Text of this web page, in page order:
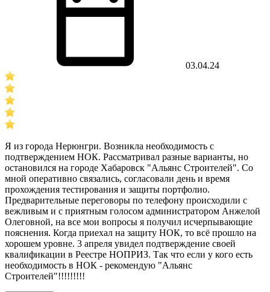
03.04.24
Я из города Нерюнгри. Возникла необходимость с
подтверждением НОК. Рассматривал разные варианты, но
остановился на городе Хабаровск "Альянс Строителей". Со
мной оперативно связались, согласовали день и время
прохождения тестирования и защиты портфолио.
Предварительные переговоры по телефону происходили с
вежливым и с приятным голосом администратором Анжелой
Олеговной, на все мои вопросы я получил исчерпывающие
пояснения. Когда приехал на защиту НОК, то всё прошло на
хорошем уровне. 3 апреля увидел подтверждение своей
квалификации в Реестре НОПРИЗ. Так что если у кого есть
необходимость в НОК - рекомендую "Альянс
Строителей"!!!!!!!!!